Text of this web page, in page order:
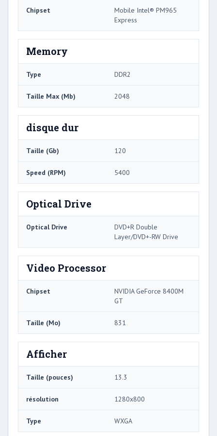
Chipset
Mobile Intel® PM965
Express
Memory
Type DDR2
Taille Max (Mb) 2048
disque dur
Taille (Gb) 120
Speed ​​(RPM) 5400
Optical Drive
Optical Drive
DVD+R Double
Layer/DVD+-RW Drive
Video Processor
Chipset
NVIDIA GeForce 8400M
GT
Taille (Mo) 831
Afficher
Taille (pouces) 13.3
résolution 1280x800
Type WXGA